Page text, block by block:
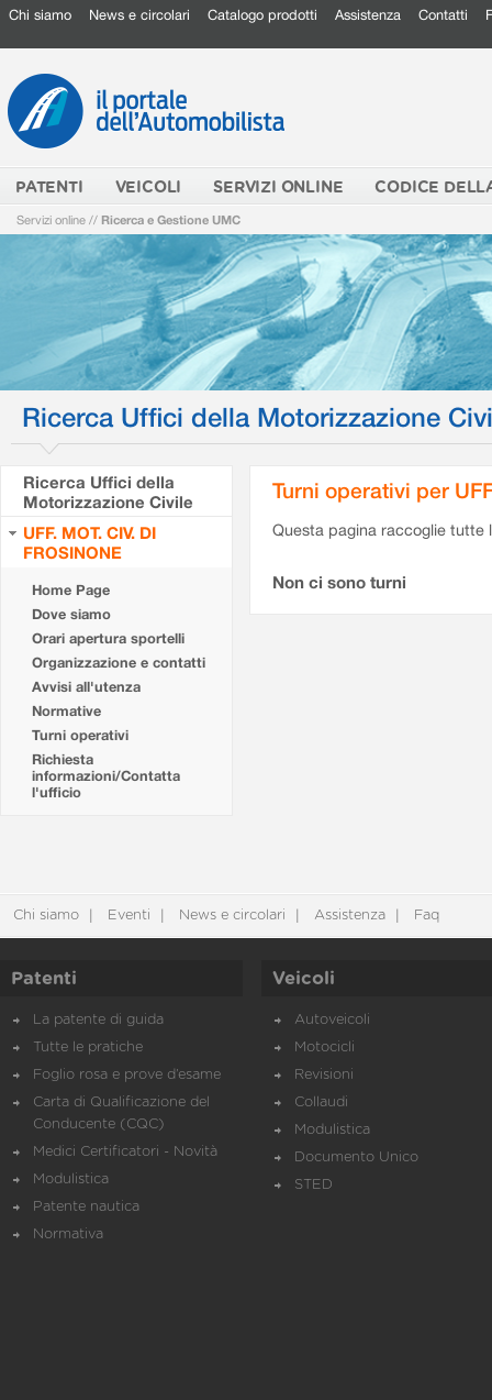
Chi siamo News e circolari Catalogo prodotti Assistenza Contatti
PATENTI VEICOLI SERVIZI ONLINE CODICE
Servizi online // Ricerca e Gestione UMC
Ricerca Uffici della Motorizzazione
Ricerca Uffici della
Motorizzazione Civile
UFF. MOT. CIV. DI
FROSINONE
Home Page
Dove siamo
Orari apertura sportelli
Organizzazione e contatti
Avvisi all'utenza
Normative
Turni operativi
Richiesta
informazioni/Contatta
l'ufficio
Turni operativi per
Questa pagina raccoglie tutte
Non ci sono turni
Chi siamo Eventi News e circolari Assistenza Faq
Patenti
La patente di guida
Tutte le pratiche
Foglio rosa e prove d’esame
Carta di Qualificazione del
Conducente (CQC)
Medici Certificatori - Novità
Modulistica
Patente nautica
Normativa
Veicoli
Autoveicoli
Motocicli
Revisioni
Collaudi
Modulistica
Documento Unico
STED